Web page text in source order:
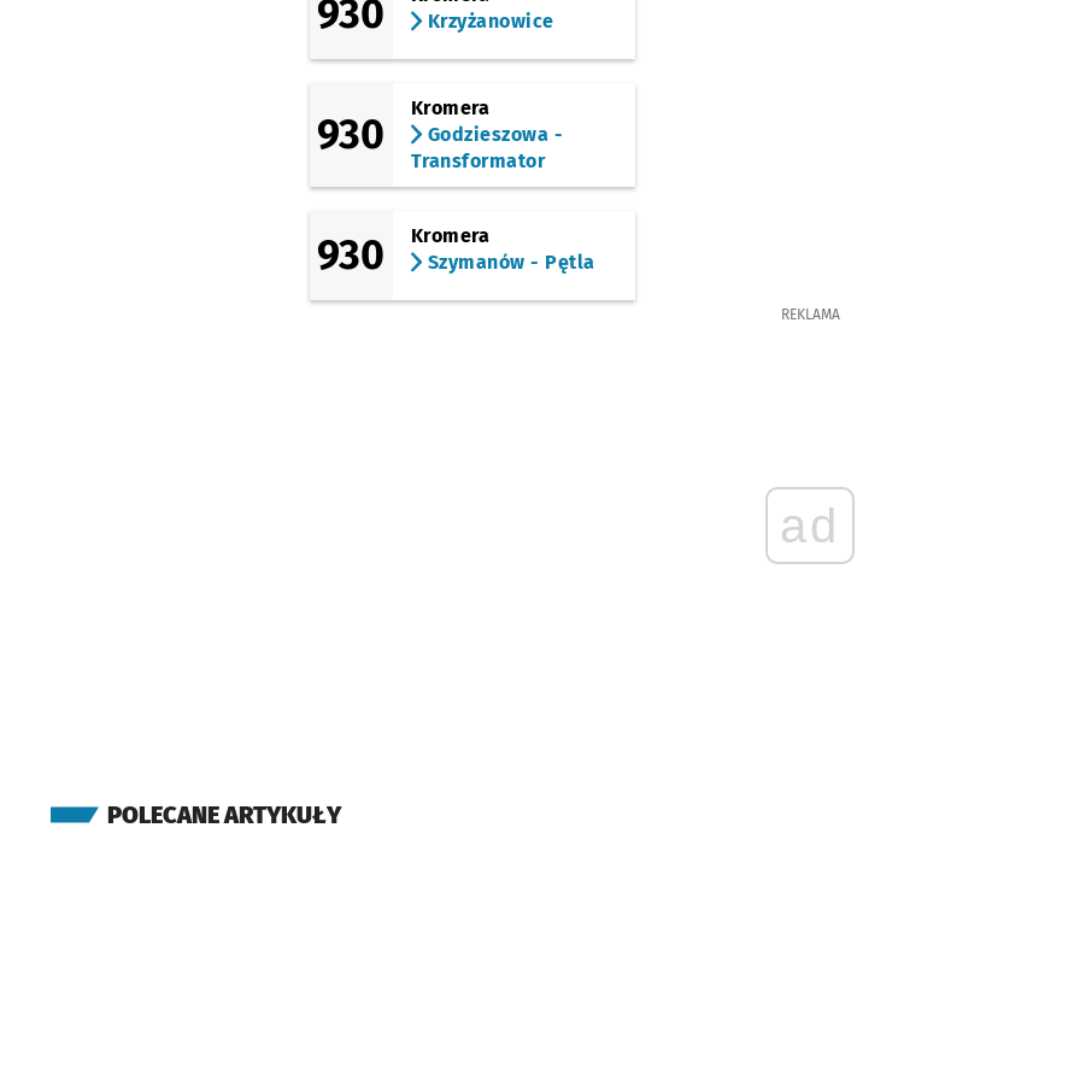
930
Krzyżanowice
930
Kromera
Godzieszowa -
Transformator
930
Kromera
Szymanów - Pętla
REKLAMA
ad
POLECANE ARTYKUŁY